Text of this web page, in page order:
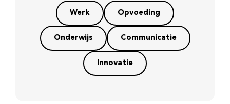
Werk Opvoeding
Onderwijs Communicatie
Innovatie